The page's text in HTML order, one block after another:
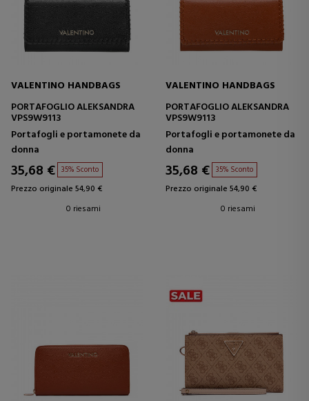
VALENTINO HANDBAGS
PORTAFOGLIO ALEKSANDRA
VPS9W9113
Portafogli e portamonete da
donna
35,68 € 35% Sconto
Prezzo originale 54,90 €
0 riesami
VALENTINO HANDBAGS
PORTAFOGLIO ALEKSANDRA
VPS9W9113
Portafogli e portamonete da
donna
35,68 € 35% Sconto
Prezzo originale 54,90 €
0 riesami